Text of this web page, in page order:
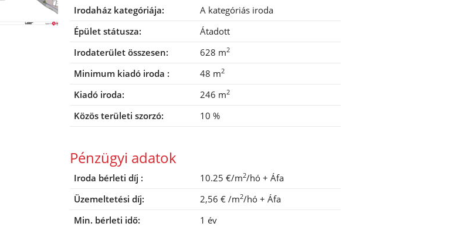
Irodaház kategóriája:
A kategóriás iroda
Épület státusza:
Átadott
Irodaterület összesen:
628 m2
Minimum kiadó iroda : 48 m2
Kiadó iroda: 246 m2
Közös területi szorzó: 10 %
Pénzügyi adatok
Iroda bérleti díj : 10.25 €/m2/hó + Áfa
Üzemeltetési díj:
2,56 € /m2/hó + Áfa
Min. bérleti idő:
1 év